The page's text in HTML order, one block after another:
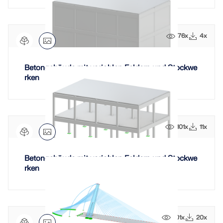
LASTZONEN PRÜFEN
Überholte Produkte
76x 4x
Betongebäude mit variablen Feldern und Stockwe
rken
101x 11x
Betongebäude mit variablen Feldern und Stockwe
rken
101x 20x